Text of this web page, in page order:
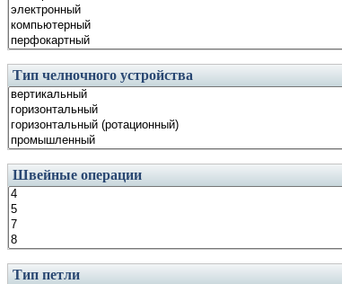
Тип челночного устройства
Швейные операции
Тип петли